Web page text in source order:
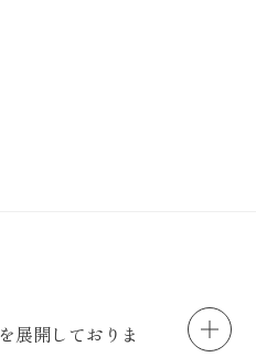
展開しておりま